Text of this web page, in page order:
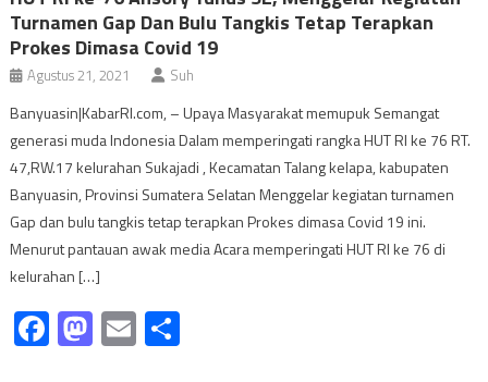
Turnamen Gap Dan Bulu Tangkis Tetap Terapkan
Prokes Dimasa Covid 19
Agustus 21, 2021 Suh
Banyuasin|KabarRI.com, – Upaya Masyarakat memupuk Semangat
generasi muda Indonesia Dalam memperingati rangka HUT RI ke 76 RT.
47,RW.17 kelurahan Sukajadi , Kecamatan Talang kelapa, kabupaten
Banyuasin, Provinsi Sumatera Selatan Menggelar kegiatan turnamen
Gap dan bulu tangkis tetap terapkan Prokes dimasa Covid 19 ini.
Menurut pantauan awak media Acara memperingati HUT RI ke 76 di
kelurahan […]
Facebook
Mastodon
Email